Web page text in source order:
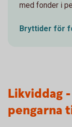
med fonder i
Bryttider för
Likviddag
pengarna